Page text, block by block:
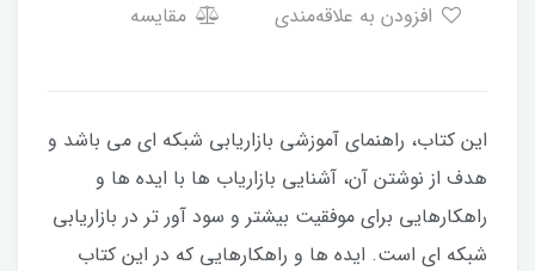
مقایسه
این کتاب، راهنمای آموزشی بازاریابی شبکه ای می باشد و
هدف از نوشتن آن، آشنایی بازاریاب ها با ایده ها و
راهکارهایی برای موفقیت بیشتر و سود آور تر در بازاریابی
شبکه ای است. ایده ها و راهکارهایی که در این کتاب